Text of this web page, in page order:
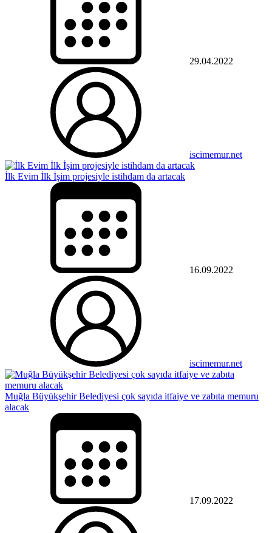
29.04.2022
iscimemur.net
İlk Evim İlk İşim projesiyle istihdam da artacak
16.09.2022
iscimemur.net
Muğla Büyükşehir Belediyesi çok sayıda itfaiye ve zabıta memuru
alacak
17.09.2022